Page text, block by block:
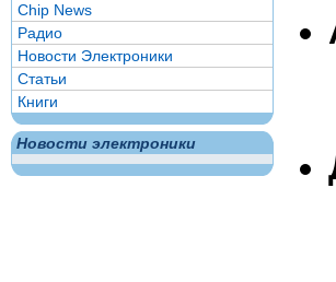
Chip News
Радио
Новости Электроники
Статьи
Книги
Новости электроники